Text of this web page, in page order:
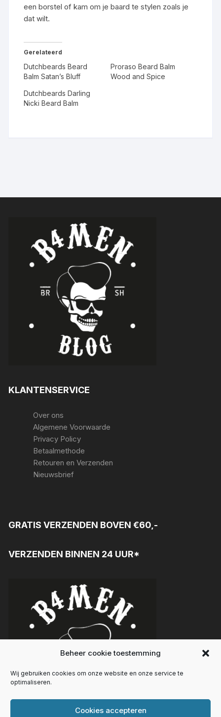
Beheer cookie toestemming
Wij gebruiken cookies om onze website en onze service te
optimaliseren.
Cookies accepteren
een borstel of kam om je baard te stylen zoals je
dat wilt.
Gerelateerd
Dutchbeards Beard
Balm Satan’s Bluff
Proraso Beard Balm
Wood and Spice
Dutchbeards Darling
Nicki Beard Balm
KLANTENSERVICE
Over ons
Algemene Voorwaarde
Privacy Policy
Betaalmethode
Retouren en Verzenden
Nieuwsbrief
GRATIS VERZENDEN BOVEN €60,-
VERZENDEN BINNEN 24 UUR*